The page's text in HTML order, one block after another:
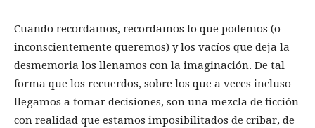
Cuando recordamos, recordamos lo que podemos (o
inconscientemente queremos) y los vacíos que deja la
desmemoria los llenamos con la imaginación. De tal
forma que los recuerdos, sobre los que a veces incluso
llegamos a tomar decisiones, son una mezcla de ficción
con realidad que estamos imposibilitados de cribar, de